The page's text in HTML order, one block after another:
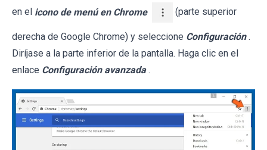
en el icono de menú en Chrome (parte superior
derecha de Google Chrome) y seleccione Configuración .
Diríjase a la parte inferior de la pantalla. Haga clic en el
enlace Configuración avanzada .